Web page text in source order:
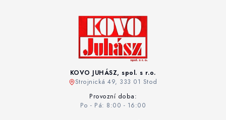
KOVO JUHÁSZ, spol. s r.o.
Strojnická 49, 333 01 Stod
Provozní doba:
Po - Pá: 8:00 - 16:00